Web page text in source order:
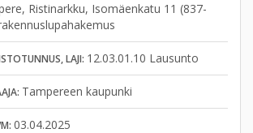
Ristinarkku, Isomäenkatu 11 (837-
LAJI: 12.03.01.10 Lausunto
Tampereen kaupunki
03.04.2025